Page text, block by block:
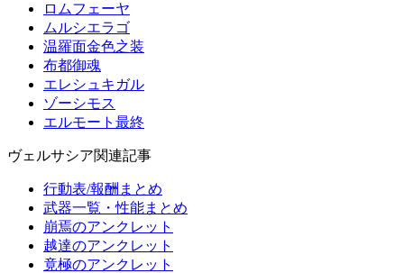
ロムフェーヤ
ムルシエラゴ
温羅面金色之装
布都御魂
エレシュキガル
ゾーシモス
エルモート最終
ヴェルサシア関連記事
行動表/報酬まとめ
武器一覧・性能まとめ
崩焉のアンクレット
越達のアンクレット
竟極のアンクレット